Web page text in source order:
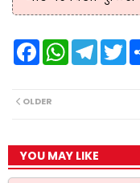
F
a
b
o
W
T
e
T
w
OLDER
YOU MAY LIKE